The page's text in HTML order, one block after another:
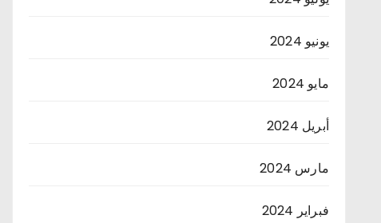
يونيو 2024
مايو 2024
أبريل 2024
مارس 2024
فبراير 2024